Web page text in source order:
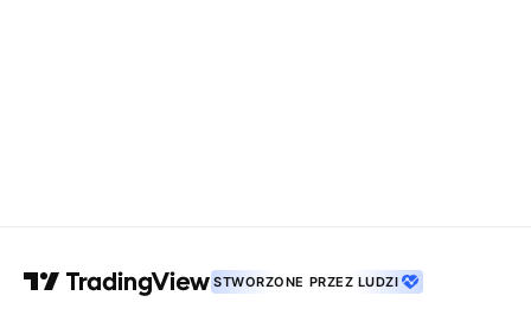
STWORZONE PRZEZ LUDZI